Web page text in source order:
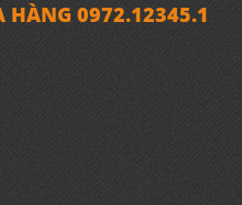
HÀNG 0972.12345.1